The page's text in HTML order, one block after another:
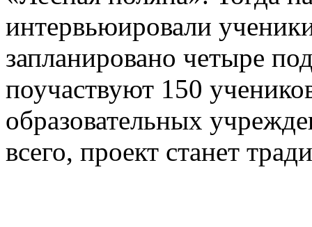
интервьюировали
запланировано четыре
поучаствуют 150
образовательных
всего, проект станет